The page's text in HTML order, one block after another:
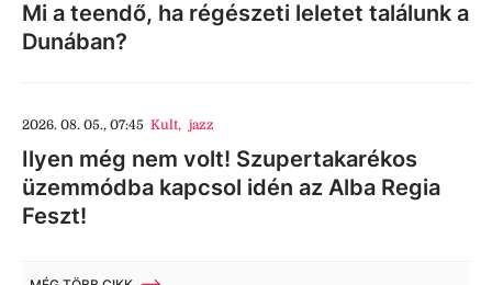
Mi a teendő, ha régészeti leletet találunk a
Dunában?
2026. 08. 05., 07:45 Kult, jazz
Ilyen még nem volt! Szupertakarékos
üzemmódba kapcsol idén az Alba Regia
Feszt!